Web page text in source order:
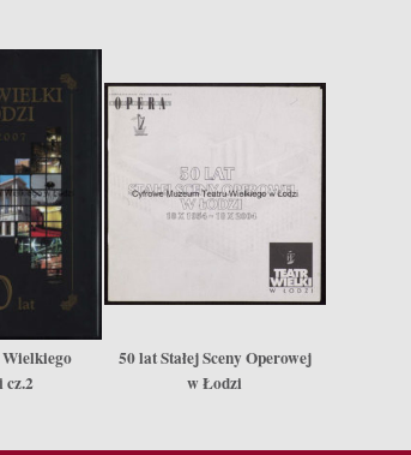
cz.2
50 lat Stałej Sceny Operowej
w Łodzi